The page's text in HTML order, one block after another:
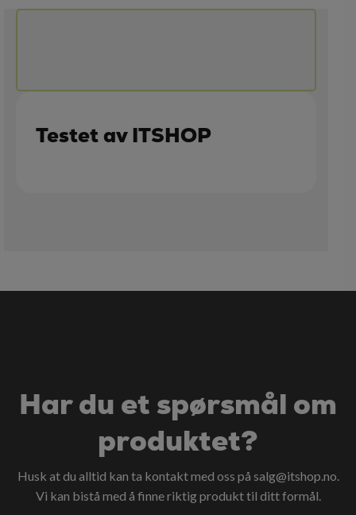
Testet av ITSHOP
Har du et spørsmål om
produktet?
Husk at du alltid kan ta kontakt med oss på salg@itshop.no
Vi kan bistå med å finne riktig produkt til ditt formål.